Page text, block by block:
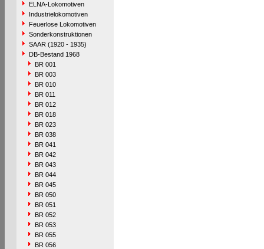
ELNA-Lokomotiven
Industrielokomotiven
Feuerlose Lokomotiven
Sonderkonstruktionen
SAAR (1920 - 1935)
DB-Bestand 1968
BR 001
BR 003
BR 010
BR 011
BR 012
BR 018
BR 023
BR 038
BR 041
BR 042
BR 043
BR 044
BR 045
BR 050
BR 051
BR 052
BR 053
BR 055
BR 056